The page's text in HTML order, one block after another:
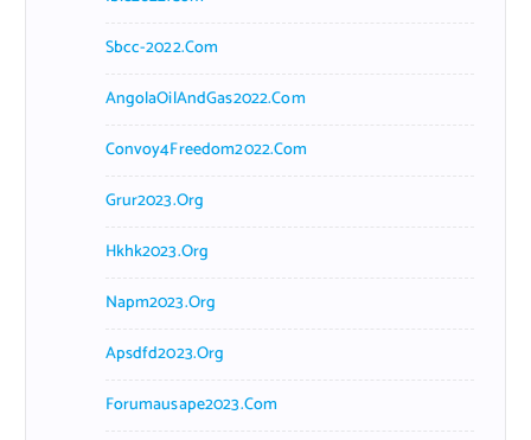
Sbcc-2022.com
AngolaOilAndGas2022.com
Convoy4Freedom2022.com
Grur2023.org
Hkhk2023.org
Napm2023.org
Apsdfd2023.org
Forumausape2023.com